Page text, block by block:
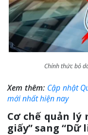
Chính thức bỏ
Xem thêm: Cập nhật
mới nhất hiện nay
Cơ chế quản lý
giấy” sang “Dữ